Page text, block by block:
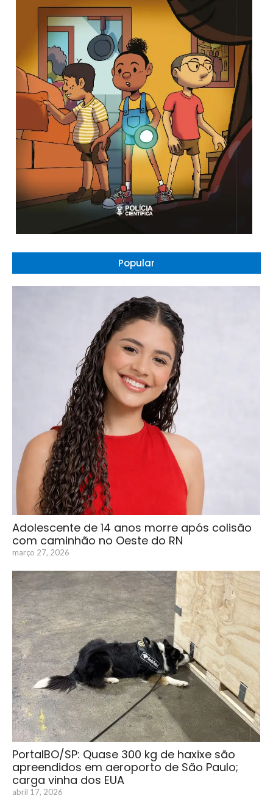
Popular
Adolescente de 14 anos morre após colisão
com caminhão no Oeste do RN
março 27, 2026
PortalBO/SP: Quase 300 kg de haxixe são
apreendidos em aeroporto de São Paulo;
carga vinha dos EUA
abril 17, 2026